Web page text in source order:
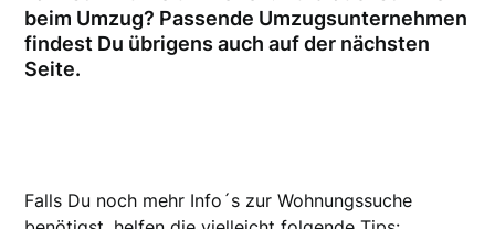
beim Umzug? Passende Umzugsunternehmen
findest Du übrigens auch auf der nächsten
Seite.
Falls Du noch mehr Info´s zur Wohnungssuche